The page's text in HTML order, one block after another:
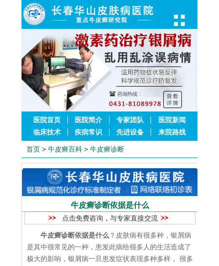
医院首页 医院简介 专家团队
医院新闻
临床技术
疾病常识 先进设备 来院路线
首页 > 牛皮癣百科 > 牛皮癣诊断
牛皮癣诊断依据是什么
点击免费咨询，与专家直接交流
牛皮癣诊断依据是什么 ？皮肤病有很多种，银屑病
是其中很常见的一种，患发此病给很多人的生活造成了
极大的影响，银屑病一旦患发症状表现多种多样， 很多